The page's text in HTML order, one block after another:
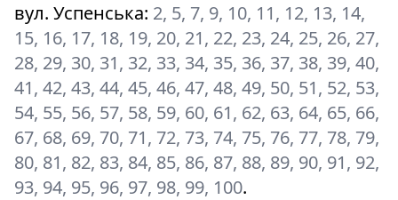
вул. Успенська: 2, 5, 7, 9, 10, 11, 12, 13, 14,
15, 16, 17, 18, 19, 20, 21, 22, 23, 24, 25, 26, 27,
28, 29, 30, 31, 32, 33, 34, 35, 36, 37, 38, 39, 40,
41, 42, 43, 44, 45, 46, 47, 48, 49, 50, 51, 52, 53,
54, 55, 56, 57, 58, 59, 60, 61, 62, 63, 64, 65, 66,
67, 68, 69, 70, 71, 72, 73, 74, 75, 76, 77, 78, 79,
80, 81, 82, 83, 84, 85, 86, 87, 88, 89, 90, 91, 92,
93, 94, 95, 96, 97, 98, 99, 100.